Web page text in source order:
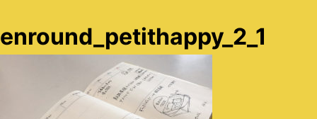
n
enround_petithappy_2_1